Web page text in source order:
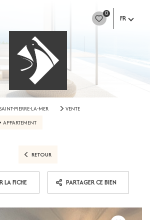
0
FR
PIERRE-LA-MER
VENTE
APPARTEMENT
RETOUR
LA FICHE PARTAGER CE BIEN